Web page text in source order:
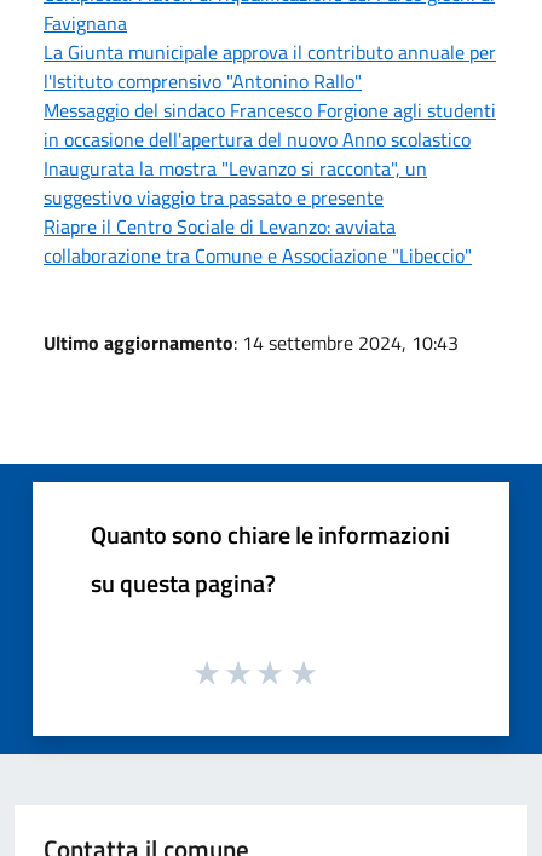
Favignana
La Giunta municipale approva il contributo annuale per
l'Istituto comprensivo "Antonino Rallo"
Messaggio del sindaco Francesco Forgione agli studenti
in occasione dell'apertura del nuovo Anno scolastico
Inaugurata la mostra "Levanzo si racconta", un
suggestivo viaggio tra passato e presente
Riapre il Centro Sociale di Levanzo: avviata
collaborazione tra Comune e Associazione "Libeccio"
Ultimo aggiornamento: 14 settembre 2024, 10:43
Quanto sono chiare le informazioni
su questa pagina?